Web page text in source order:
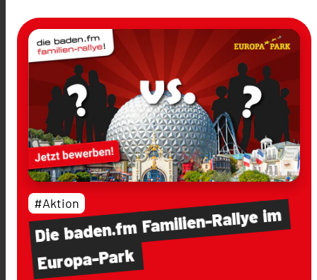
Diebaden.fmFamilien-Rallyeim
Europa-Park
#Aktion